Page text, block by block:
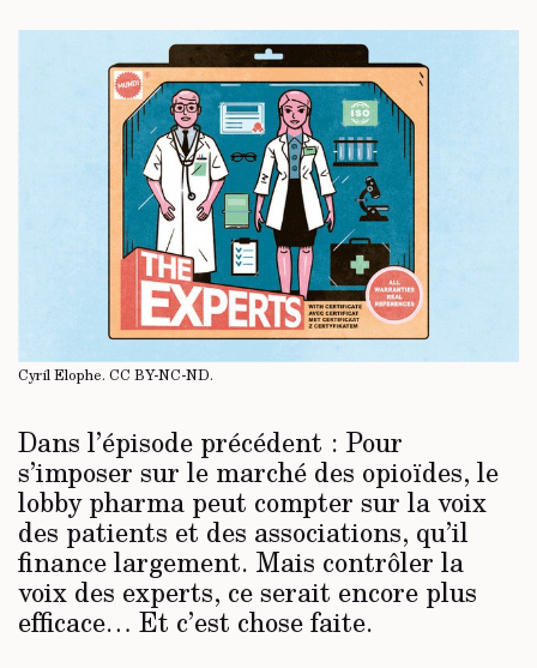
Cyril Elophe. CC BY-NC-ND.
Dans l’épisode précédent : Pour
s’imposer sur le marché des opioïdes, le
lobby pharma peut compter sur la voix
des patients et des associations, qu’il
finance largement. Mais contrôler la
voix des experts, ce serait encore plus
efficace… Et c’est chose faite.